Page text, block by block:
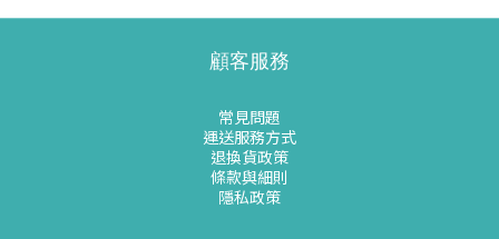
顧客服務
常見問題
運送服務方式
退換貨政策
條款與細則
隱私政策